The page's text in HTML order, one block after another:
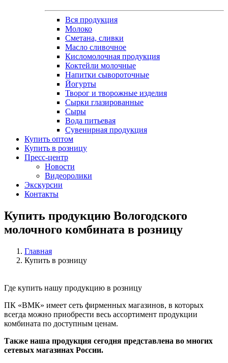
Вся продукция
Молоко
Сметана, сливки
Масло сливочное
Кисломолочная продукция
Коктейли молочные
Напитки сывороточные
Йогурты
Творог и творожные изделия
Сырки глазированные
Сыры
Вода питьевая
Сувенирная продукция
Купить оптом
Купить в розницу
Пресс-центр
Новости
Видеоролики
Экскурсии
Контакты
Купить продукцию Вологодского
молочного комбината в розницу
Главная
Купить в розницу
Где купить нашу продукцию в розницу
ПК «ВМК» имеет сеть фирменных магазинов, в которых
всегда можно приобрести весь ассортимент продукции
комбината по доступным ценам.
Также наша продукция сегодня представлена во многих
сетевых магазинах России.